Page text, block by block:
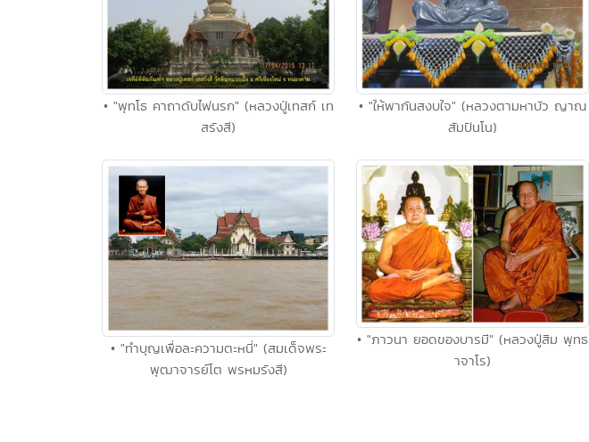
• "พุทโธ คาถาดับไฟนรก" (หลวงปู่เทสก์ เท
สรังสี)
• "ให้พากันสงบใจ" (หลวงตามหาบัว ญาณ
สัมปันโน)
• "ทำบุญเพื่อละความตะหนี่" (สมเด็จพระ
พุฒาจารย์โต พรหมรังสี)
• "ภาวนา ยอดของบารมี" (หลวงปู่สิม พุทธ
าจาโร)